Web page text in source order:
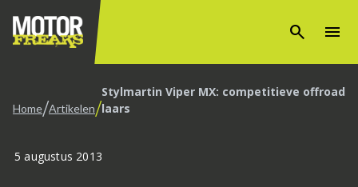
search menu
Home/Artikelen/Stylmartin Viper MX: competitieve offroad
laars
5 augustus 2013